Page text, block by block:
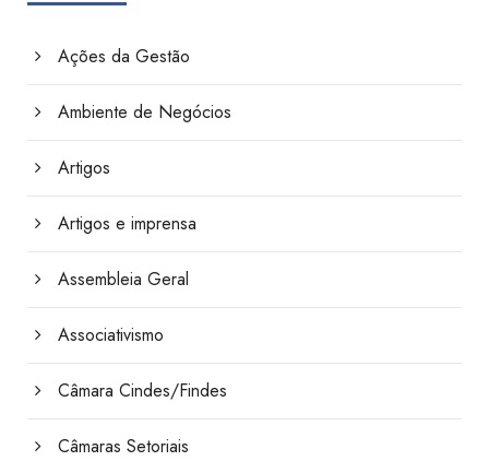
Ações da Gestão
Ambiente de Negócios
Artigos
Artigos e imprensa
Assembleia Geral
Associativismo
Câmara Cindes/Findes
Câmaras Setoriais